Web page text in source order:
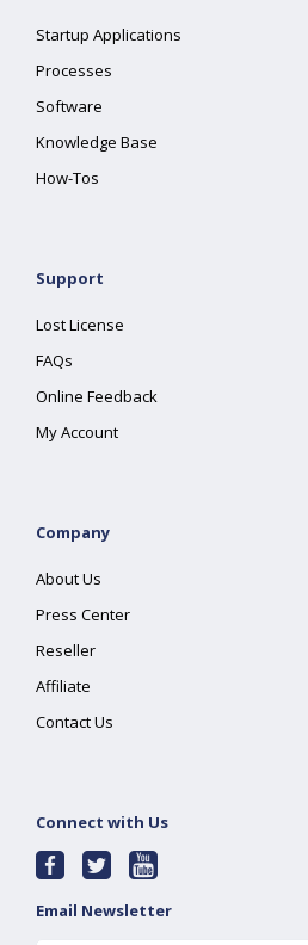
Startup Applications
Processes
Software
Knowledge Base
How-Tos
Support
Lost License
FAQs
Online Feedback
My Account
Company
About Us
Press Center
Reseller
Affiliate
Contact Us
Connect with Us
Email Newsletter